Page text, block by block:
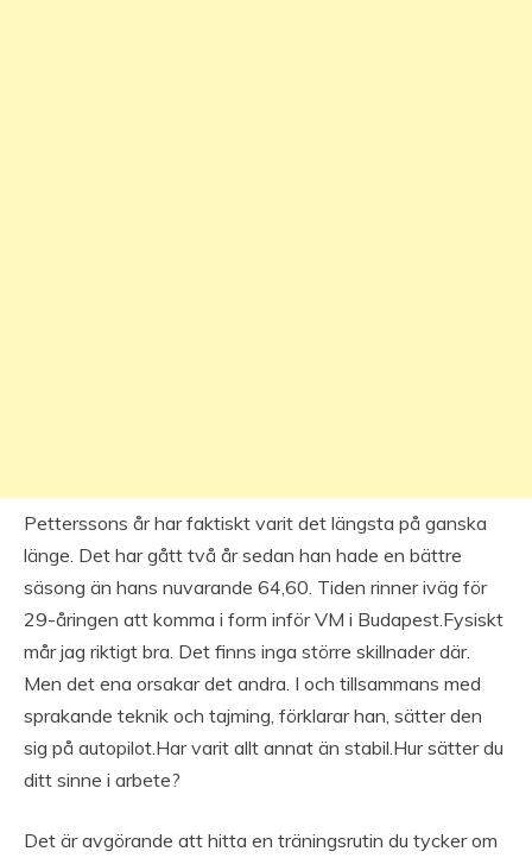
Petterssons år har faktiskt varit det längsta på ganska
länge. Det har gått två år sedan han hade en bättre
säsong än hans nuvarande 64,60. Tiden rinner iväg för
29-åringen att komma i form inför VM i Budapest.Fysiskt
mår jag riktigt bra. Det finns inga större skillnader där.
Men det ena orsakar det andra. I och tillsammans med
sprakande teknik och tajming, förklarar han, sätter den
sig på autopilot.Har varit allt annat än stabil.Hur sätter du
ditt sinne i arbete?
Det är avgörande att hitta en träningsrutin du tycker om